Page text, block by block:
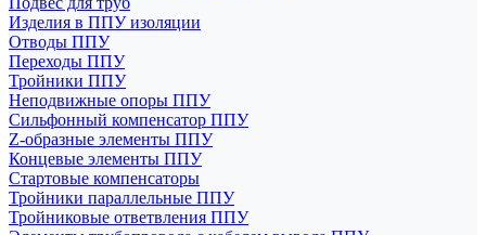
Изделия в ППУ изоляции
Отводы ППУ
Переходы ППУ
Тройники ППУ
Неподвижные опоры ППУ
Cильфонный компенсатор ППУ
Z-образные элементы ППУ
Концевые элементы ППУ
Стартовые компенсаторы
Тройники параллельные ППУ
Тройниковые ответвления ППУ